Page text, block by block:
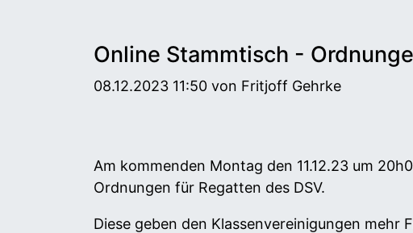
Online Stammtisch -
08.12.2023 11:50von Fritjoff Gehrke
Am kommenden Montag den 11.12.23 um
Ordnungen für Regatten des DSV.
Diese geben den Klassenvereinigungen mehr